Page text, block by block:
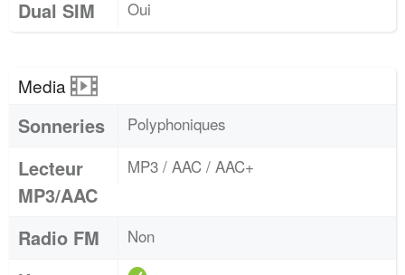
Dual SIM Oui
Media
Sonneries Polyphoniques
Lecteur
MP3/AAC
MP3 / AAC / AAC+
Radio FM Non